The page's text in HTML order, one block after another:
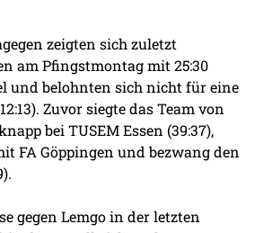
zeigten sich zuletzt
am Pfingstmontag mit 25:30
und belohnten sich nicht für eine
Zuvor siegte das Team von
bei TUSEM Essen (39:37),
FA Göppingen und bezwang den
gegen Lemgo in der letzten